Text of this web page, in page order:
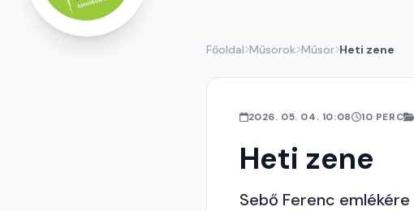
Főoldal Műsorok Műsor Heti zene
2026. 05. 04. 10:08 10 PERC
Heti zene
Sebő Ferenc emlékére